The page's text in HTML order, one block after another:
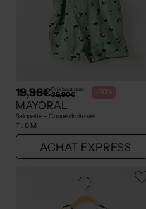
19,96€Prix boutique :
39,90€ -50%
MAYORAL
Salopette - Coupe droite vert
T : 6 M
ACHAT EXPRESS